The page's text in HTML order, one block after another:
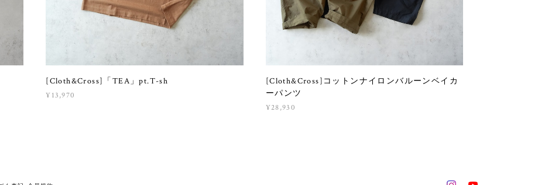
[Cloth&Cross]「TEA」pt.T-sh
¥13,970
[Cloth&Cross]コットンナイロンバルーンベイカ
ーパンツ
¥28,930